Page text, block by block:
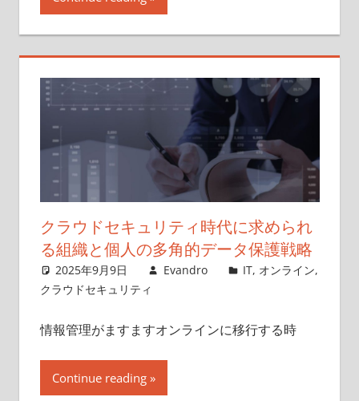
クラウドセキュリティ時代に求められ
る組織と個人の多角的データ保護戦略
2025年9月9日 Evandro IT, オンライン,
クラウドセキュリティ
情報管理がますますオンラインに移行する時
Continue reading